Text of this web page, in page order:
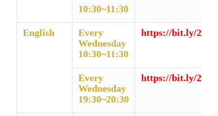
10:30~11:30
English
Every
Wednesday
10:30~11:30
https://bit.ly/
Every
Wednesday
19:30~20:30
https://bit.ly/